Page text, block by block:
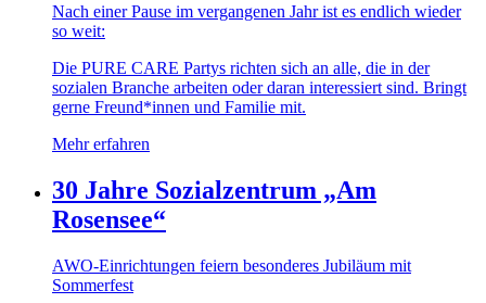
Nach einer Pause im vergangenen Jahr ist es endlich wieder
so weit:
Die PURE CARE Partys richten sich an alle, die in der
sozialen Branche arbeiten oder daran interessiert sind. Bringt
gerne Freund*innen und Familie mit.
Mehr erfahren
30 Jahre Sozialzentrum „Am
Rosensee“
AWO-Einrichtungen feiern besonderes Jubiläum mit
Sommerfest